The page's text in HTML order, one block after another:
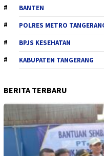
BANTEN
POLRES METRO
BPJS KESEHATAN
KABUPATEN TANGERANG
BERITA TERBARU